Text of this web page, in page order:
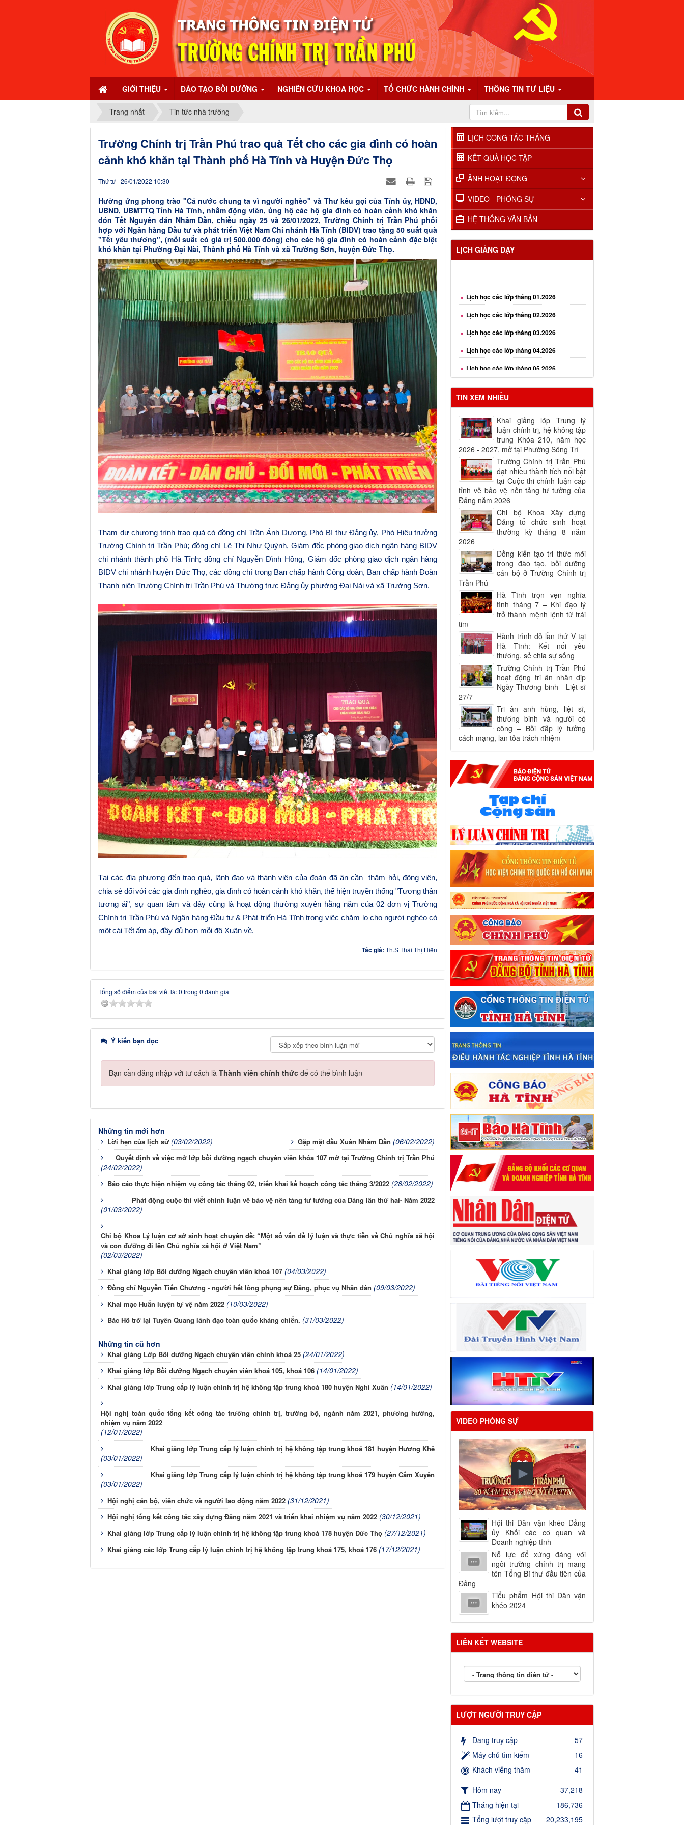
GIỚI THIỆU ĐÀO TẠO BỒI DƯỠNG NGHIÊN CỨU KHOA HỌC TỔ CHỨC HÀNH CHÍNH THÔNG TIN TƯ LIỆU
Trang nhất Tin tức nhà trường
Trường Chính trị Trần Phú trao quà Tết cho các gia đình có hoàn
cảnh khó khăn tại Thành phố Hà Tĩnh và Huyện Đức Thọ
Thứ tư - 26/01/2022 10:30
Hưởng ứng phong trào "Cả nước chung ta vì người nghèo" và Thư kêu gọi của Tỉnh ủy, HĐND,
UBND, UBMTTQ Tỉnh Hà Tĩnh, nhằm động viên, ủng hộ các hộ gia đình có hoàn cảnh khó khăn
đón Tết Nguyên đán Nhâm Dần, chiều ngày 25 và 26/01/2022, Trường Chính trị Trần Phú phối
hợp với Ngân hàng Đầu tư và phát triển Việt Nam Chi nhánh Hà Tĩnh (BIDV) trao tặng 50 suất quà
"Tết yêu thương", (mỗi suất có giá trị 500.000 đồng) cho các hộ gia đình có hoàn cảnh đặc biệt
khó khăn tại Phường Đại Nài, Thành phố Hà Tĩnh và xã Trường Sơn, huyện Đức Thọ.
Tham dự chương trình trao quà có đồng chí Trần Ánh Dương, Phó Bí thư Đảng ủy, Phó Hiệu trưởng
Trường Chính trị Trần Phú; đồng chí Lê Thị Như Quỳnh, Giám đốc phòng giao dịch ngân hàng BIDV
chi nhánh thành phố Hà Tĩnh; đồng chí Nguyễn Đình Hồng, Giám đốc phòng giao dịch ngân hàng
BIDV chi nhánh huyện Đức Thọ, các đồng chí trong Ban chấp hành Công đoàn, Ban chấp hành Đoàn
Thanh niên Trường Chính trị Trần Phú và Thường trực Đảng ủy phường Đại Nài và xã Trường Sơn.
Tại các địa phương đến trao quà, lãnh đạo và thành viên của đoàn đã ân cần thăm hỏi, động viên,
chia sẻ đối với các gia đình nghèo, gia đình có hoàn cảnh khó khăn, thể hiện truyền thống "Tương thân
tương ái", sự quan tâm và đây cũng là hoạt động thường xuyên hằng năm của 02 đơn vị Trường
Chính trị Trần Phú và Ngân hàng Đầu tư & Phát triển Hà Tĩnh trong việc chăm lo cho người nghèo có
mộtcáiTếtấm áp, đầy đủ hơn mỗi độ Xuân về.
Tác giả:Th.S Thái Thị Hiền
Tổng số điểm của bài viết là: 0 trong 0 đánh giá
Ý kiến bạn đọc
Bạn cần đăng nhập với tư cách là Thành viên chính thức để có thể bình luận
Những tin mới hơn
Lời hẹn của lịch sử (03/02/2022) Gặp mặt đầu Xuân Nhâm Dần (06/02/2022)
Quyết định về việc mở lớp bồi dưỡng ngạch chuyên viên khóa 107 mở tại Trường Chính trị Trần Phú
(24/02/2022)
Báo cáo thực hiện nhiệm vụ công tác tháng 02, triển khai kế hoạch công tác tháng 3/2022 (28/02/2022)
Phát động cuộc thi viết chính luận về bảo vệ nền tảng tư tưởng của Đảng lần thứ hai- Năm 2022
(01/03/2022)
Chi bộ Khoa Lý luận cơ sở sinh hoạt chuyên đề: “Một số vấn đề lý luận và thực tiễn về Chủ nghĩa xã hội
và con đường đi lên Chủ nghĩa xã hội ở Việt Nam”
(02/03/2022)
Khai giảng lớp Bồi dưỡng Ngạch chuyên viên khoá 107 (04/03/2022)
Đồng chí Nguyễn Tiến Chương - người hết lòng phụng sự Đảng, phục vụ Nhân dân (09/03/2022)
Khai mạc Huấn luyện tự vệ năm 2022 (10/03/2022)
Bác Hồ trở lại Tuyên Quang lãnh đạo toàn quốc kháng chiến. (31/03/2022)
Những tin cũ hơn
Khai giảng Lớp Bồi dưỡng Ngạch chuyên viên chính khoá 25 (24/01/2022)
Khai giảng lớp Bồi dưỡng Ngạch chuyên viên khoá 105, khoá 106 (14/01/2022)
Khai giảng lớp Trung cấp lý luận chính trị hệ không tập trung khoá 180 huyện Nghi Xuân (14/01/2022)
Hội nghị toàn quốc tổng kết công tác trường chính trị, trường bộ, ngành năm 2021, phương hướng,
nhiệm vụ năm 2022
(12/01/2022)
Khai giảng lớp Trung cấp lý luận chính trị hệ không tập trung khoá 181 huyện Hương Khê
(03/01/2022)
Khai giảng lớp Trung cấp lý luận chính trị hệ không tập trung khoá 179 huyện Cẩm Xuyên
(03/01/2022)
Hội nghị cán bộ, viên chức và người lao động năm 2022 (31/12/2021)
Hội nghị tổng kết công tác xây dựng Đảng năm 2021 và triển khai nhiệm vụ năm 2022 (30/12/2021)
Khai giảng lớp Trung cấp lý luận chính trị hệ không tập trung khoá 178 huyện Đức Thọ (27/12/2021)
Khai giảng các lớp Trung cấp lý luận chính trị hệ không tập trung khoá 175, khoá 176 (17/12/2021)
LỊCH CÔNG TÁC THÁNG
KẾT QUẢ HỌC TẬP
ẢNH HOẠT ĐỘNG
VIDEO - PHÓNG SỰ
HỆ THỐNG VĂN BẢN
LỊCH GIẢNG DẠY
Lịch học các lớp tháng 02.2026
Lịch học các lớp tháng 03.2026
Lịch học các lớp tháng 04.2026
Lịch học các lớp tháng 05.2026
Lịch học các lớp tháng 06.2026
Lịch học các lớp tháng 08.2026
TIN XEM NHIỀU
Khai giảng lớp Trung lý
luận chính trị, hệ không tập
trung Khóa 210, năm học
2026 - 2027, mở tại Phường Sông Trí
Trường Chính trị Trần Phú
đạt nhiều thành tích nổi bật
tại Cuộc thi chính luận cấp
tỉnh về bảo vệ nền tảng tư tưởng của
Đảng năm 2026
Chi bộ Khoa Xây dựng
Đảng tổ chức sinh hoạt
thường kỳ tháng 8 năm
2026
Đồng kiến tạo tri thức mới
trong đào tạo, bồi dưỡng
cán bộ ở Trường Chính trị
Trần Phú
Hà Tĩnh trọn vẹn nghĩa
tình tháng 7 – Khi đạo lý
trở thành mệnh lệnh từ trái
tim
Hành trình đỏ lần thứ V tại
Hà Tĩnh: Kết nối yêu
thương, sẻ chia sự sống
Trường Chính trị Trần Phú
hoạt động tri ân nhân dịp
Ngày Thương binh - Liệt sĩ
27/7
Tri ân anh hùng, liệt sĩ,
thương binh và người có
công – Bồi đắp lý tưởng
cách mạng, lan tỏa trách nhiệm
VIDEO PHÓNG SỰ
Hội thi Dân vận khéo Đảng
ủy Khối các cơ quan và
Doanh nghiệp tỉnh
Nỗ lực để xứng đáng với
ngôi trường chính trị mang
tên Tổng Bí thư đầu tiên của
Đảng
Tiểu phẩm Hội thi Dân vận
khéo 2024
LIÊN KẾT WEBSITE
LƯỢT NGƯỜI TRUY CẬP
Đang truy cập
57
Máy chủ tìm kiếm
16
Khách viếng thăm
41
Hôm nay
37,218
Tháng hiện tại
186,736
Tổng lượt truy cập
20,233,195